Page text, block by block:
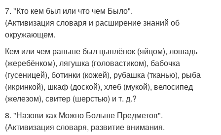
7. "Кто кем был или что чем Было".
(Активизация словаря и расширение знаний об
окружающем.
Кем или чем раньше был цыплёнок (яйцом), лошадь
(жеребёнком), лягушка (головастиком), бабочка
(гусеницей), ботинки (кожей), рубашка (тканью), рыба
(икринкой), шкаф (доской), хлеб (мукой), велосипед
(железом), свитер (шерстью) и т. д.?
8. "Назови как Можно Больше Предметов".
(Активизация словаря, развитие внимания.